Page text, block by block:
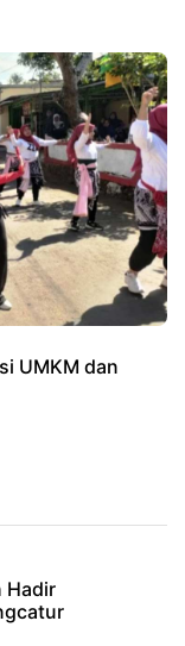
UMKM dan
Hadir